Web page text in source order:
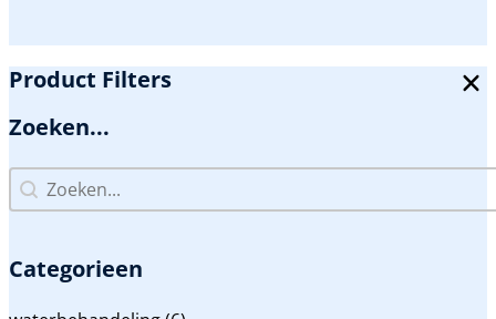
Product Filters
Zoeken...
Zoeken...
Zoeken...
Categorieen